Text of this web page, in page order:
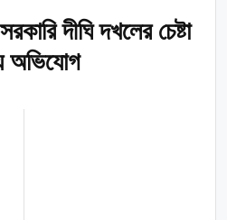
দীঘি দখলের চেষ্টা
অভিযোগ